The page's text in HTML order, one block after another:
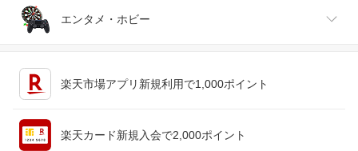
光トレーディング
クリーズオンライン
ボディーカバー専門店カバーラン
e-cleマート
タイヤ屋マルキ商店 楽天市場店
BMモーターパーツ BMW純正品専
門店
ジュエリー・アクセサリー
パソコン・周辺機器
車・バイク
インテリア・寝具・収納
エンタメ・ホビー
楽天市場アプリ新規利用で1,000ポイント
楽天カード新規入会で2,000ポイント